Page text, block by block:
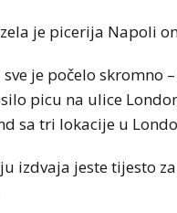
je picerija Napoli
je počelo skromno
picu na ulice
sa tri lokacije u
izdvaja jeste tijesto